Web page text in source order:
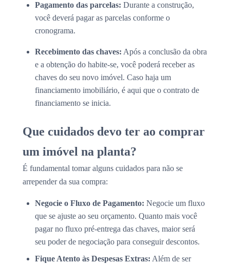
Pagamento das parcelas: Durante a construção,
você deverá pagar as parcelas conforme o
cronograma.
Recebimento das chaves: Após a conclusão da obra
e a obtenção do habite-se, você poderá receber as
chaves do seu novo imóvel. Caso haja um
financiamento imobiliário, é aqui que o contrato de
financiamento se inicia.
Que cuidados devo ter ao comprar
um imóvel na planta?
É fundamental tomar alguns cuidados para não se
arrepender da sua compra:
Negocie o Fluxo de Pagamento: Negocie um fluxo
que se ajuste ao seu orçamento. Quanto mais você
pagar no fluxo pré-entrega das chaves, maior será
seu poder de negociação para conseguir descontos.
Fique Atento às Despesas Extras: Além de ser